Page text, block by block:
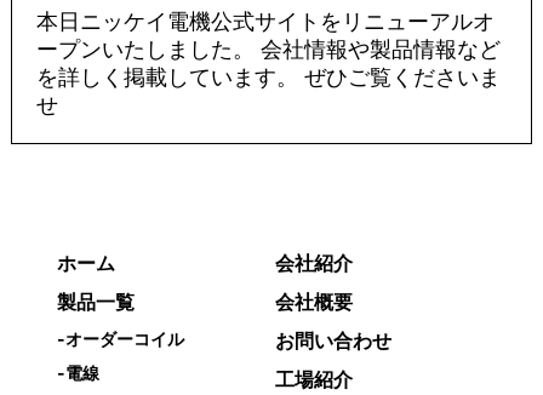
本日ニッケイ電機公式サイトをリニューアルオ
ープンいたしました。 会社情報や製品情報など
を詳しく掲載しています。 ぜひご覧くださいま
せ
ホーム
製品一覧
-オーダーコイル
-電線
会社紹介
会社概要
お問い合わせ
工場紹介